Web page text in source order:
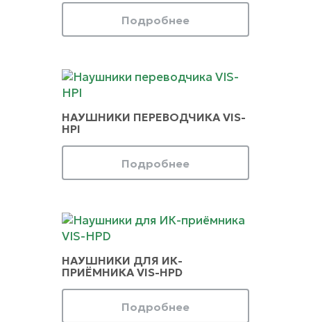
Подробнее
НАУШНИКИ ПЕРЕВОДЧИКА VIS-
HPI
Подробнее
НАУШНИКИ ДЛЯ ИК-
ПРИЁМНИКА VIS-HPD
Подробнее